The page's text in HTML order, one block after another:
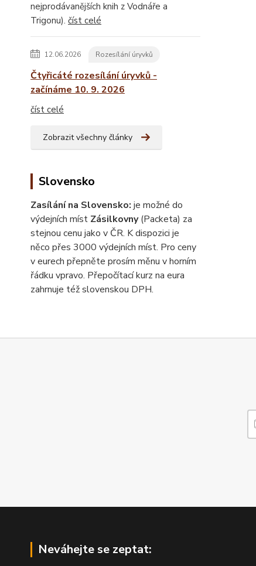
nejprodávanějších knih z Vodnáře a
Trigonu). číst celé
12.06.2026 Rozesílání úryvků
Čtyřicáté rozesílání úryvků -
začínáme 10. 9. 2026
číst celé
Zobrazit všechny články
Slovensko
Zasílání na Slovensko: je možné do
výdejních míst Zásilkovny(Packeta) za
stejnou cenu jako v ČR. K dispozici je
něco přes 3000 výdejních míst. Pro ceny
v eurech přepněte prosím měnu v horním
řádku vpravo. Přepočítací kurz na eura
zahrnuje též slovenskou DPH.
Neváhejte se zeptat: